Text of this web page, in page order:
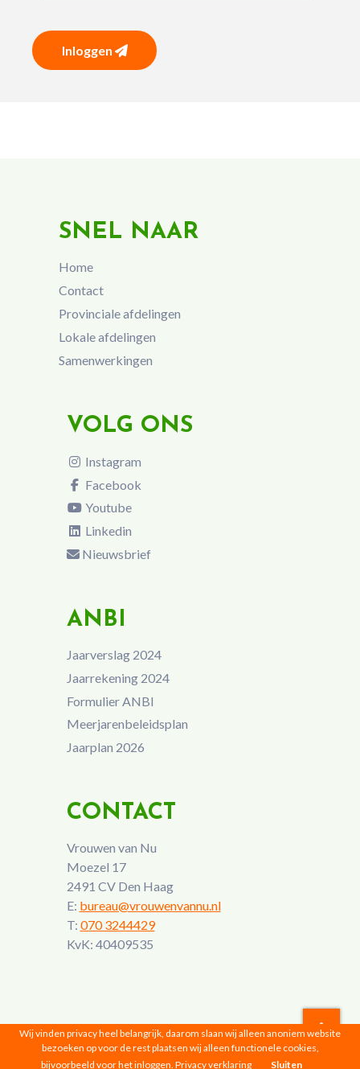
Inloggen
SNEL NAAR
Home
Contact
Provinciale afdelingen
Lokale afdelingen
Samenwerkingen
VOLG ONS
Instagram
Facebook
Youtube
Linkedin
Nieuwsbrief
ANBI
Jaarverslag 2024
Jaarrekening 2024
Formulier ANBI
Meerjarenbeleidsplan
Jaarplan 2026
CONTACT
Vrouwen van Nu
Moezel 17
2491 CV Den Haag
E: bureau@vrouwenvannu.nl
T: 070 3244429
KvK: 40409535
Vrouwen van Nu © 2026 |Privacyverklaring
Wij vinden privacy heel belangrijk, daarom slaan wij alleen anoniem website
bezoeken op voor de rest plaatsen wij alleen functionele cookies,
bijvoorbeeld voor het inloggen. Privacy verklaring Sluiten